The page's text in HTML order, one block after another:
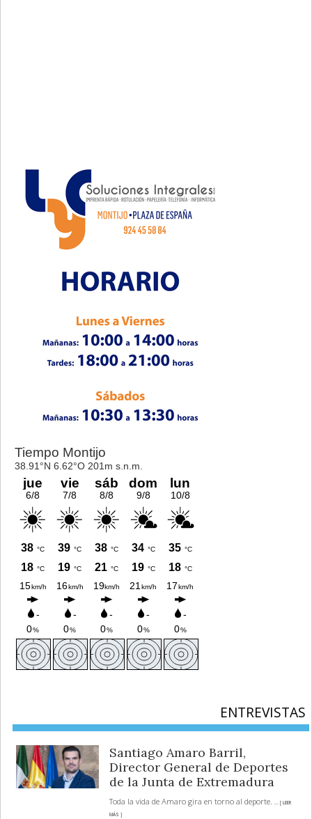
ENTREVISTAS
Santiago Amaro Barril,
Director General de Deportes
de la Junta de Extremadura
Toda la vida de Amaro gira en torno al deporte. ... [ LEER
MÁS ]